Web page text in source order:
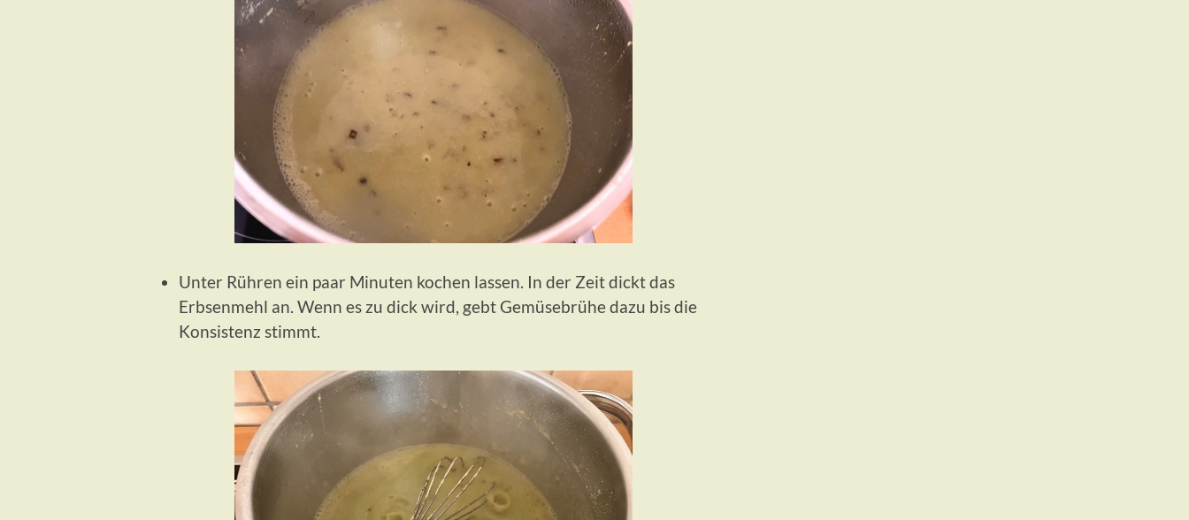
Unter Rühren ein paar Minuten kochen lassen. In der Zeit dickt das
Erbsenmehl an. Wenn es zu dick wird, gebt Gemüsebrühe dazu bis die
Konsistenz stimmt.